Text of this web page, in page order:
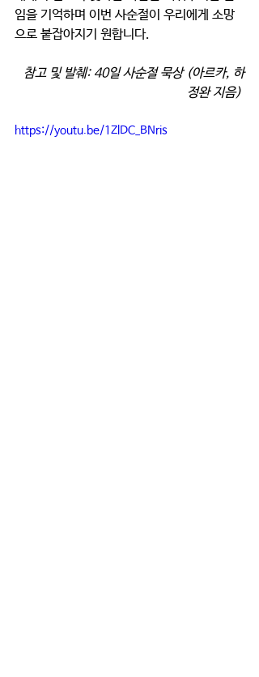
임을 기억하며 이번 사순절이 우리에게 소망
으로 붙잡아지기 원합니다.
참고 및 발췌: 40일 사순절 묵상 (아르카, 하
정완 지음)
https://youtu.be/1ZlDC_BNris